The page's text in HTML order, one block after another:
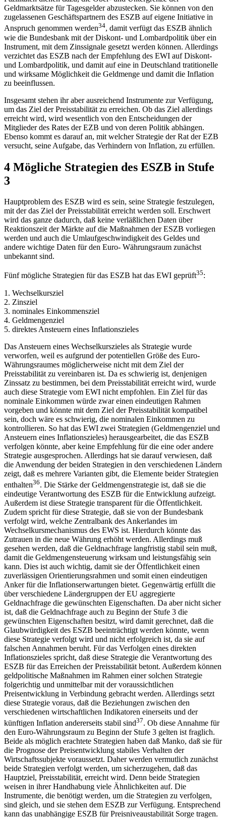
Geldmarktsätze für Tagesgelder abzustecken. Sie können von den
zugelassenen Geschäftspartnern des ESZB auf eigene Initiative in
Anspruch genommen werden34, damit verfügt das ESZB ähnlich
wie die Bundesbank mit der Diskont- und Lombardpolitik über ein
Instrument, mit dem Zinssignale gesetzt werden können. Allerdings
verzichtet das ESZB nach der Empfehlung des EWI auf Diskont-
und Lombardpolitik, und damit auf eine in Deutschland tratitionelle
und wirksame Möglichkeit die Geldmenge und damit die Inflation
zu beeinflussen.
Insgesamt stehen ihr aber ausreichend Instrumente zur Verfügung,
um das Ziel der Preisstabilität zu erreichen. Ob das Ziel allerdings
erreicht wird, wird wesentlich von den Entscheidungen der
Mitglieder des Rates der EZB und von deren Politik abhängen.
Ebenso kommt es darauf an, mit welcher Strategie der Rat der EZB
versucht, seine Aufgabe, das Verhindern von Inflation, zu erfüllen.
4 Mögliche Strategien des ESZB in Stufe
3
Hauptproblem des ESZB wird es sein, seine Strategie festzulegen,
mit der das Ziel der Preisstabilität erreicht werden soll. Erschwert
wird das ganze dadurch, daß keine verläßlichen Daten über
Reaktionszeit der Märkte auf die Maßnahmen der ESZB vorliegen
werden und auch die Umlaufgeschwindigkeit des Geldes und
andere wichtige Daten für den Euro- Währungsraum zunächst
unbekannt sind.
Fünf mögliche Strategien für das ESZB hat das EWI geprüft35:
1. Wechselkursziel
2. Zinsziel
3. nominales Einkommensziel
4. Geldmengenziel
5. direktes Ansteuern eines Inflationszieles
Das Ansteuern eines Wechselkurszieles als Strategie wurde
verworfen, weil es aufgrund der potentiellen Größe des Euro-
Währungsraumes möglicherweise nicht mit dem Ziel der
Preisstabilität zu vereinbaren ist. Da es schwierig ist, denjenigen
Zinssatz zu bestimmen, bei dem Preisstabilität erreicht wird, wurde
auch diese Strategie vom EWI nicht empfohlen. Ein Ziel für das
nominale Einkommen würde zwar einen eindeutigen Rahmen
vorgeben und könnte mit dem Ziel der Preisstabilität kompatibel
sein, doch wäre es schwierig, die nominalen Einkommen zu
kontrollieren. So hat das EWI zwei Strategien (Geldmengenziel und
Ansteuern eines Inflationszieles) herausgearbeitet, die das ESZB
verfolgen könnte, aber keine Empfehlung für die eine oder andere
Strategie ausgesprochen. Allerdings hat sie darauf verwiesen, daß
die Anwendung der beiden Strategien in den verschiedenen Ländern
zeigt, daß es mehrere Varianten gibt, die Elemente beider Strategien
enthalten36. Die Stärke der Geldmengenstrategie ist, daß sie die
eindeutige Verantwortung des ESZB für die Entwicklung aufzeigt.
Außerdem ist diese Strategie transparent für die Öffentlichkeit.
Zudem spricht für diese Strategie, daß sie von der Bundesbank
verfolgt wird, welche Zentralbank des Ankerlandes im
Wechselkursmechanismus des EWS ist. Hierdurch könnte das
Zutrauen in die neue Währung erhöht werden. Allerdings muß
gesehen werden, daß die Geldnachfrage langfristig stabil sein muß,
damit die Geldmengensteuerung wirksam und leistungsfähig sein
kann. Dies ist auch wichtig, damit sie der Öffentlichkeit einen
zuverlässigen Orientierungsrahmen und somit einen eindeutigen
Anker für die Inflationserwartungen bietet. Gegenwärtig erfüllt die
über verschiedene Ländergruppen der EU aggregierte
Geldnachfrage die gewünschten Eigenschaften. Da aber nicht sicher
ist, daß die Geldnachfrage auch zu Beginn der Stufe 3 die
gewünschten Eigenschaften besitzt, wird damit gerechnet, daß die
Glaubwürdigkeit des ESZB beeinträchtigt werden könnte, wenn
diese Strategie verfolgt wird und nicht erfolgreich ist, da sie auf
falschen Annahmen beruht. Für das Verfolgen eines direkten
Inflationszieles spricht, daß diese Strategie die Verantwortung des
ESZB für das Erreichen der Preisstabilität betont. Außerdem können
geldpolitische Maßnahmen im Rahmen einer solchen Strategie
folgerichtig und unmittelbar mit der voraussichtlichen
Preisentwicklung in Verbindung gebracht werden. Allerdings setzt
diese Strategie voraus, daß die Beziehungen zwischen den
verschiedenen wirtschaftlichen Indikatoren einerseits und der
künftigen Inflation andererseits stabil sind37. Ob diese Annahme für
den Euro-Währungsraum zu Beginn der Stufe 3 gelten ist fraglich.
Beide als möglich erachtete Strategien haben daß Manko, daß sie für
die Prognose der Preisentwicklung stabiles Verhalten der
Wirtschaftssubjekte voraussetzt. Daher werden vermutlich zunächst
beide Strategien verfolgt werden, um sicherzugehen, daß das
Hauptziel, Preisstabilität, erreicht wird. Denn beide Strategien
weisen in ihrer Handhabung viele Ähnlichkeiten auf. Die
Instrumente, die benötigt werden, um die Strategien zu verfolgen,
sind gleich, und sie stehen dem ESZB zur Verfügung. Entsprechend
kann das unabhängige ESZB für Preisniveaustabilität Sorge tragen.